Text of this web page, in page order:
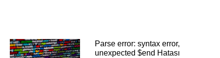
Parse error: syntax error,
unexpected $end Hatası